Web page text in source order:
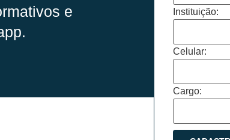
e
Instituição:
Celular:
Cargo: